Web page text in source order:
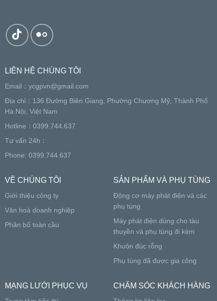
LIÊN HỆ CHÚNG TÔI
Email： ycgpvn@gmail.com
Địa chỉ：136 Đường Biên Giang, Phường Chương Mỹ, Thành Phố
Hà Nội, Việt Nam
Hotline：0399.744.637
Tư vấn 24h：
Phone: 0399.744.637
VỀ CHÚNG TÔI
Giới thiệu công ty
Văn hoá doanh nghiệp
Phân bố toàn cầu
SẢN PHẨM VÀ PHỤ TÙNG
Động cơ máy phát điện và các
phụ tùng
Máy phát điện dùng cho tàu
thuyền và phụ tùng đi kèm
Khuôn đúc rỗng
Phụ tùng đã được gia công
MẠNG LƯỚI PHỤC VỤ CHĂM SÓC KHÁCH HÀNG